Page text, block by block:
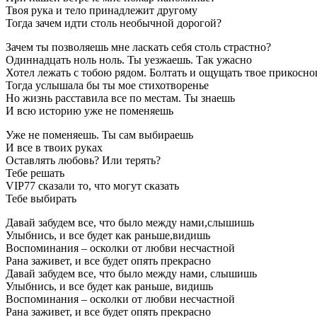
Твоя рука и тело принадлежит другому
Тогда зачем идти столь необычной дорогой?
Зачем ты позволяешь мне ласкать себя столь страстно?
Одиннадцать ноль ноль. Ты уезжаешь. Так ужасно
Хотел лежать с тобою рядом. Болтать и ощущать твое
Тогда услышала бы ты мое стихотворенье
Но жизнь расставила все по местам. Ты знаешь
И всю историю уже не поменяешь
Уже не поменяешь. Ты сам выбираешь
И все в твоих руках
Оставлять любовь? Или терять?
Тебе решать
VIP77 сказали то, что могут сказать
Тебе выбирать
Давай забудем все, что было между нами,слышишь
Улыбнись, и все будет как раньше,видишь
Воспоминания – осколки от любви несчастной
Рана заживет, и все будет опять прекрасно
Давай забудем все, что было между нами, слышишь
Улыбнись, и все будет как раньше, видишь
Воспоминания – осколки от любви несчастной
Рана заживет, и все будет опять прекрасно